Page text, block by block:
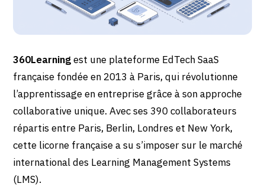
360Learningest une plateforme EdTech SaaS
française fondée en 2013 à Paris, qui révolutionne
l’apprentissage en entreprise grâce à son approche
collaborative unique. Avec ses 390 collaborateurs
répartis entre Paris, Berlin, Londres et New York,
cette licorne française a su s’imposer sur le marché
international des Learning Management Systems
(LMS).